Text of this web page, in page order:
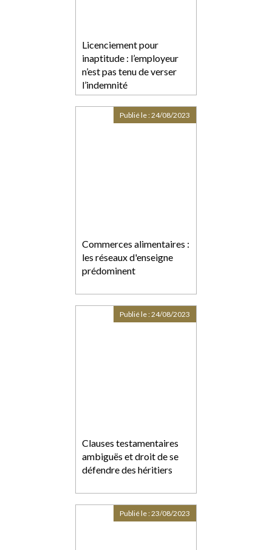
Licenciement pour
inaptitude : l’employeur
n’est pas tenu de verser
l’indemnité
compensatrice de préavis
Commerces alimentaires :
les réseaux d'enseigne
prédominent
Publié le :24/08/2023
Clauses testamentaires
ambiguës et droit de se
défendre des héritiers
Publié le :24/08/2023
Publié le :23/08/2023